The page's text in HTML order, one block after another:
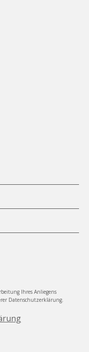
Ihres Anliegens
Datenschutzerklärung.